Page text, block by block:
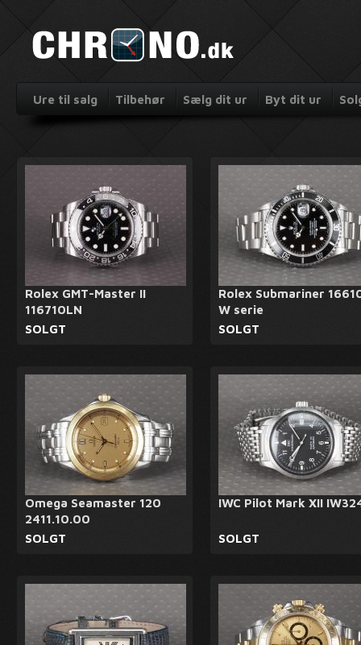
Ure til salg Tilbehør Sælg dit ur Byt dit ur
Rolex GMT-Master II
116710LN
SOLGT
Rolex Submariner
W serie
SOLGT
Omega Seamaster 120
2411.10.00
SOLGT
IWC Pilot Mark XII
SOLGT